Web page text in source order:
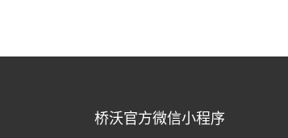
桥沃官方微信小程序